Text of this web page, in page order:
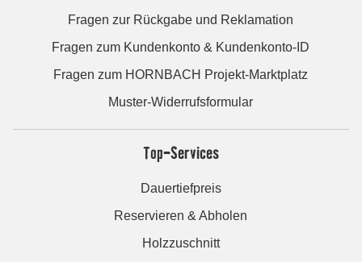
Fragen zur Rückgabe und Reklamation
Fragen zum Kundenkonto & Kundenkonto-ID
Fragen zum HORNBACH Projekt-Marktplatz
Muster-Widerrufsformular
Top-Services
Dauertiefpreis
Reservieren & Abholen
Holzzuschnitt